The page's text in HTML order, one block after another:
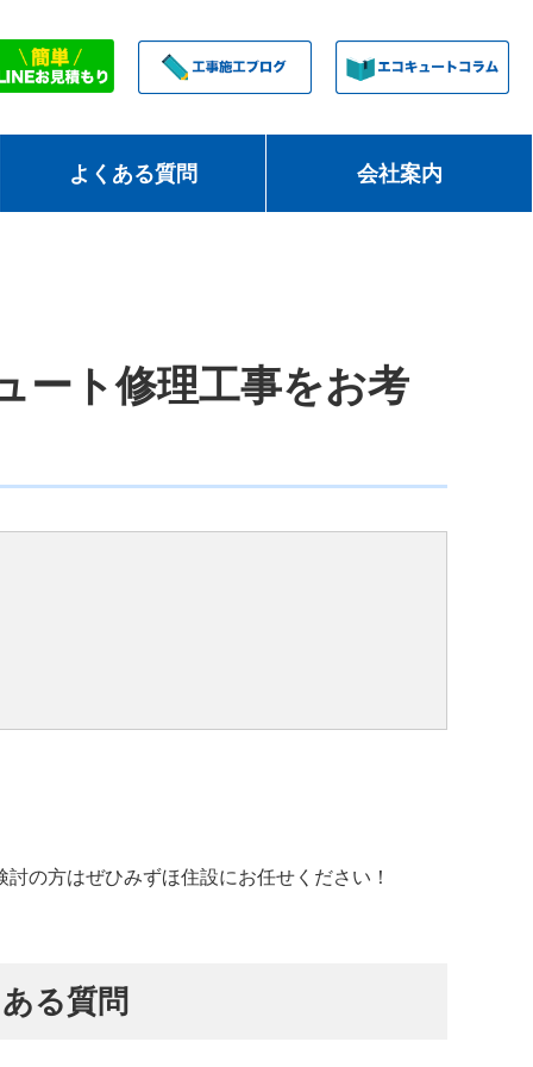
よくある質問 会社案内
ート修理工事をお考
の方はぜひみずほ住設にお任せください！
る質問